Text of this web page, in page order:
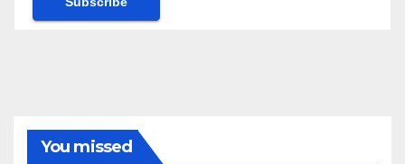
You missed